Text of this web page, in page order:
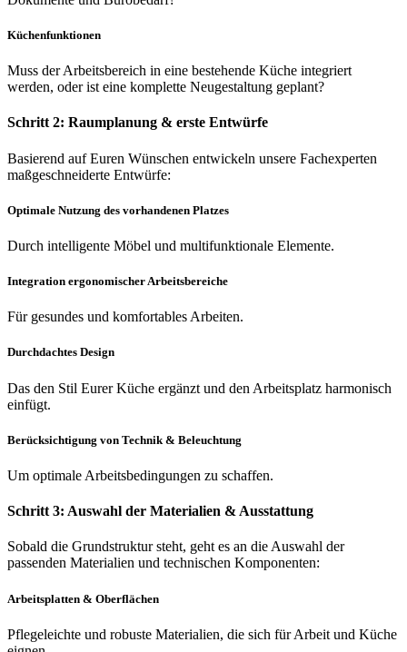
Küchenfunktionen
Muss der Arbeitsbereich in eine bestehende Küche integriert
werden, oder ist eine komplette Neugestaltung geplant?
Schritt 2: Raumplanung & erste Entwürfe
Basierend auf Euren Wünschen entwickeln unsere Fachexperten
maßgeschneiderte Entwürfe:
Optimale Nutzung des vorhandenen Platzes
Durch intelligente Möbel und multifunktionale Elemente.
Integration ergonomischer Arbeitsbereiche
Für gesundes und komfortables Arbeiten.
Durchdachtes Design
Das den Stil Eurer Küche ergänzt und den Arbeitsplatz harmonisch
einfügt.
Berücksichtigung von Technik & Beleuchtung
Um optimale Arbeitsbedingungen zu schaffen.
Schritt 3: Auswahl der Materialien & Ausstattung
Sobald die Grundstruktur steht, geht es an die Auswahl der
passenden Materialien und technischen Komponenten:
Arbeitsplatten & Oberflächen
Pflegeleichte und robuste Materialien, die sich für Arbeit und Küche